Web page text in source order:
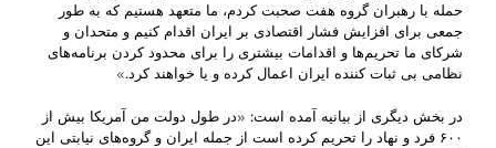
حمله با رهبران گروه هفت صحبت کردم، ما متعهد هستیم که به طور
جمعی برای افزایش فشار اقتصادی بر ایران اقدام کنیم و متحدان و
شرکای ما تحریم‌ها و اقدامات بیشتری را برای محدود کردن برنامه‌های
نظامی بی ثبات کننده ایران اعمال کرده و یا خواهند کرد.»
در بخش دیگری از بیانیه آمده است: «در طول دولت من آمریکا بیش از
۶۰۰ فرد و نهاد را تحریم کرده است از جمله ایران و گروه‌های نیابتی این